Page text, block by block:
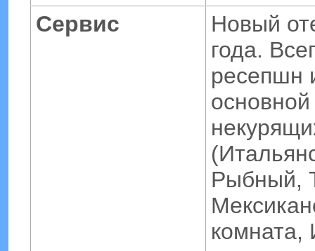
Сервис
Новый
года.
ресепшн
Рыбный,
комната,